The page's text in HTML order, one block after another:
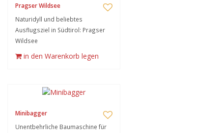
Pragser Wildsee
Naturidyll und beliebtes
Ausflugsziel in Südtirol: Pragser
Wildsee
in den Warenkorb legen
Minibagger
Unentbehrliche Baumaschine für